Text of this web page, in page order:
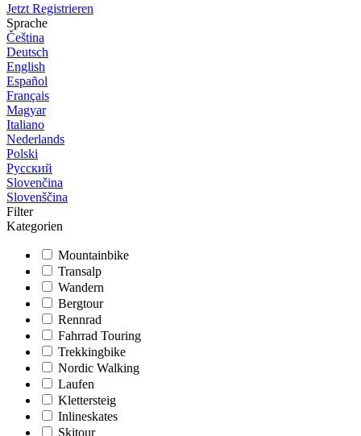
Jetzt Registrieren
Sprache
Čeština
Deutsch
English
Español
Français
Magyar
Italiano
Nederlands
Polski
Русский
Slovenčina
Slovenščina
Filter
Kategorien
Mountainbike
Transalp
Wandern
Bergtour
Rennrad
Fahrrad Touring
Trekkingbike
Nordic Walking
Laufen
Klettersteig
Inlineskates
Skitour